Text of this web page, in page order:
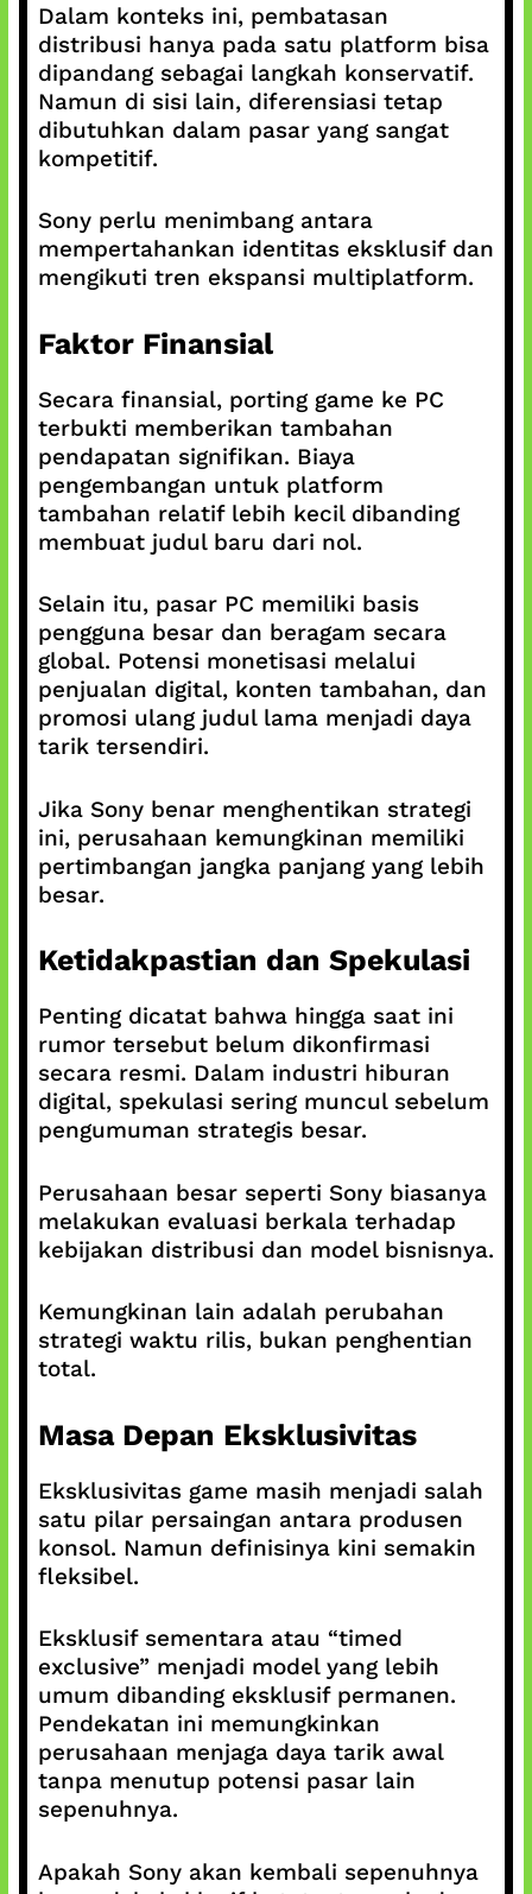
Dalam konteks ini, pembatasan
distribusi hanya pada satu platform bisa
dipandang sebagai langkah konservatif.
Namun di sisi lain, diferensiasi tetap
dibutuhkan dalam pasar yang sangat
kompetitif.
Sony perlu menimbang antara
mempertahankan identitas eksklusif dan
mengikuti tren ekspansi multiplatform.
Faktor Finansial
Secara finansial, porting game ke PC
terbukti memberikan tambahan
pendapatan signifikan. Biaya
pengembangan untuk platform
tambahan relatif lebih kecil dibanding
membuat judul baru dari nol.
Selain itu, pasar PC memiliki basis
pengguna besar dan beragam secara
global. Potensi monetisasi melalui
penjualan digital, konten tambahan, dan
promosi ulang judul lama menjadi daya
tarik tersendiri.
Jika Sony benar menghentikan strategi
ini, perusahaan kemungkinan memiliki
pertimbangan jangka panjang yang lebih
besar.
Ketidakpastian dan Spekulasi
Penting dicatat bahwa hingga saat ini
rumor tersebut belum dikonfirmasi
secara resmi. Dalam industri hiburan
digital, spekulasi sering muncul sebelum
pengumuman strategis besar.
Perusahaan besar seperti Sony biasanya
melakukan evaluasi berkala terhadap
kebijakan distribusi dan model bisnisnya.
Kemungkinan lain adalah perubahan
strategi waktu rilis, bukan penghentian
total.
Masa Depan Eksklusivitas
Eksklusivitas game masih menjadi salah
satu pilar persaingan antara produsen
konsol. Namun definisinya kini semakin
fleksibel.
Eksklusif sementara atau “timed
exclusive” menjadi model yang lebih
umum dibanding eksklusif permanen.
Pendekatan ini memungkinkan
perusahaan menjaga daya tarik awal
tanpa menutup potensi pasar lain
sepenuhnya.
Apakah Sony akan kembali sepenuhnya